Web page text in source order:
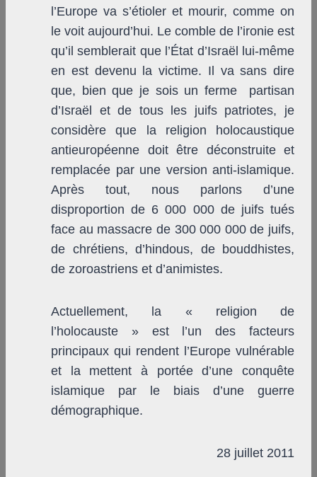
l’Europe va s’étioler et mourir, comme on
le voit aujourd’hui. Le comble de l’ironie est
qu’il semblerait que l’État d’Israël lui-même
en est devenu la victime. Il va sans dire
que, bien que je sois un ferme partisan
d’Israël et de tous les juifs patriotes, je
considère que la religion holocaustique
antieuropéenne doit être déconstruite et
remplacée par une version anti-islamique.
Après tout, nous parlons d’une
disproportion de 6 000 000 de juifs tués
face au massacre de 300 000 000 de juifs,
de chrétiens, d’hindous, de bouddhistes,
de zoroastriens et d’animistes.
Actuellement, la « religion de
l’holocauste » est l’un des facteurs
principaux qui rendent l’Europe vulnérable
et la mettent à portée d’une conquête
islamique par le biais d’une guerre
démographique.
28 juillet 2011